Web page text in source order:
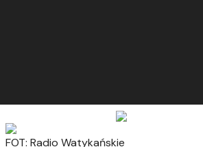
FOT: Radio Watykańskie